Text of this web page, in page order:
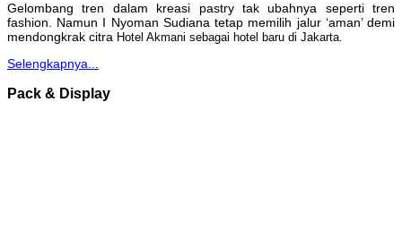
Gelombang tren dalam kreasi pastry tak ubahnya seperti tren
fashion. Namun I Nyoman Sudiana tetap memilih jalur ‘aman’ demi
mendongkrak citra Hotel Akmani sebagai hotel baru di Jakarta.
Selengkapnya...
Pack & Display